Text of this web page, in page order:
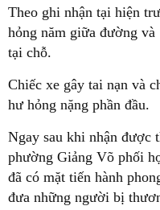
Theo ghi nhận tại hiện
hỏng năm giữa đường
tại chỗ.
Chiếc xe gây tai nạn và
hư hỏng nặng phần đầu.
Ngay sau khi nhận được
phường Giảng Võ phối
đã có mặt tiến hành
đưa những người bị